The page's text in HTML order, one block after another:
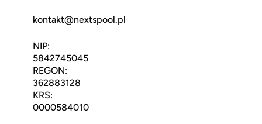
kontakt@nextspool.pl
NIP:
5842745045
REGON:
362883128
KRS:
0000584010